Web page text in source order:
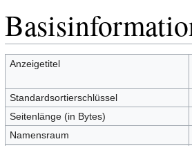
Navigation
springen
Suche
springen
Anzeigetitel
Standardsortierschlüssel
Seitenlänge (in Bytes)
Namensraum